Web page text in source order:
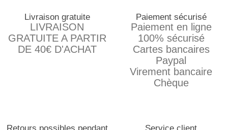
Livraison gratuite
LIVRAISON
GRATUITE A PARTIR
DE 40€ D'ACHAT
Paiement sécurisé
Paiement en ligne
100% sécurisé
Cartes bancaires
Paypal
Virement bancaire
Chèque